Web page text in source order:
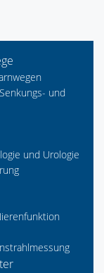
und
und Urologie